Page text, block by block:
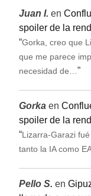
Juan I. en
spoiler de la
“Gorka, creo que
que me parece
necesidad de…”
Gorka en
spoiler de la
“ Lizarra-Garazi
tanto la IA como
Pello S. en